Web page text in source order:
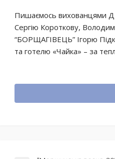
Пишаємось вихованцями
Сергію Короткову,
“БОРЩАГІВЕЦЬ” Ігорю
та готелю «Чайка» – за